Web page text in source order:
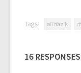
Tags: ali nazik
16 RESPONSES